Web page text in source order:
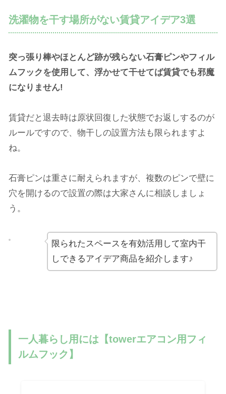
洗濯物を干す場所がない賃貸アイデア3選
突っ張り棒やほとんど跡が残らない石膏ピンやフィル
ムフックを使用して、浮かせて干せてば賃貸でも邪魔
になりません!
賃貸だと退去時は原状回復した状態でお返しするのが
ルールですので、物干しの設置方法も限られますよ
ね。
石膏ピンは重さに耐えられますが、複数のピンで壁に
穴を開けるので設置の際は大家さんに相談しましょ
う。
限られたスペースを有効活用して室内干
しできるアイデア商品を紹介します♪
一人暮らし用には【towerエアコン用フィ
ルムフック】